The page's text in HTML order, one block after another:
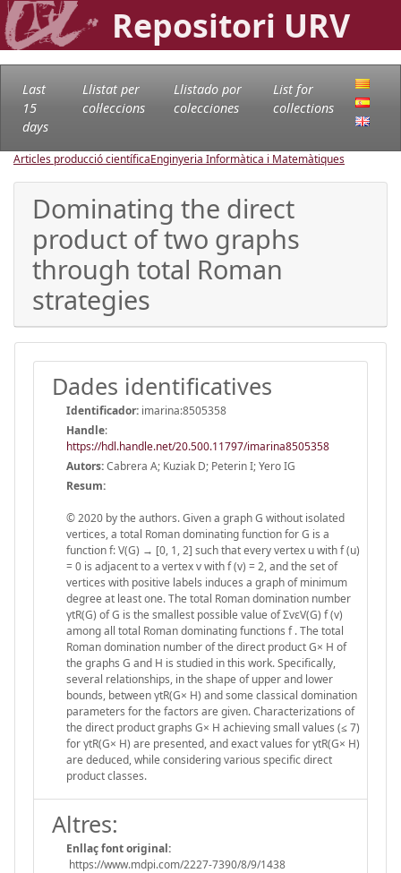
Repositori URV
Last
15
days
Llistat per
col·leccions
Llistado por
colecciones
List for
collections
Articles producció científicaEnginyeria Informàtica i Matemàtiques
Dominating the direct
product of two graphs
through total Roman
strategies
Dades identificatives
Identificador: imarina:8505358
Handle:
https://hdl.handle.net/20.500.11797/imarina8505358
Autors:Cabrera A; Kuziak D; Peterin I; Yero IG
Resum:
© 2020 by the authors. Given a graph G without isolated
vertices, a total Roman dominating function for G is a
function f: V(G) → [0, 1, 2] such that every vertex u with f (u)
= 0 is adjacent to a vertex v with f (v) = 2, and the set of
vertices with positive labels induces a graph of minimum
degree at least one. The total Roman domination number
γtR(G) of G is the smallest possible value of ΣvεV(G) f (v)
among all total Roman dominating functions f . The total
Roman domination number of the direct product G× H of
the graphs G and H is studied in this work. Specifically,
several relationships, in the shape of upper and lower
bounds, between γtR(G× H) and some classical domination
parameters for the factors are given. Characterizations of
the direct product graphs G× H achieving small values (≤ 7)
for γtR(G× H) are presented, and exact values for γtR(G× H)
are deduced, while considering various specific direct
product classes.
Altres:
Enllaç font original:
https://www.mdpi.com/2227-7390/8/9/1438